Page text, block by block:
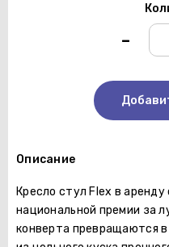
-
Описание
Кресло стул Flex в
национальной премии за
конверта превращаются